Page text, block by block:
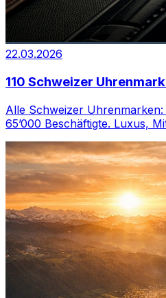
22.03.2026
110 Schweizer
Alle Schweizer
65’000 Beschäftigte. Luxus,